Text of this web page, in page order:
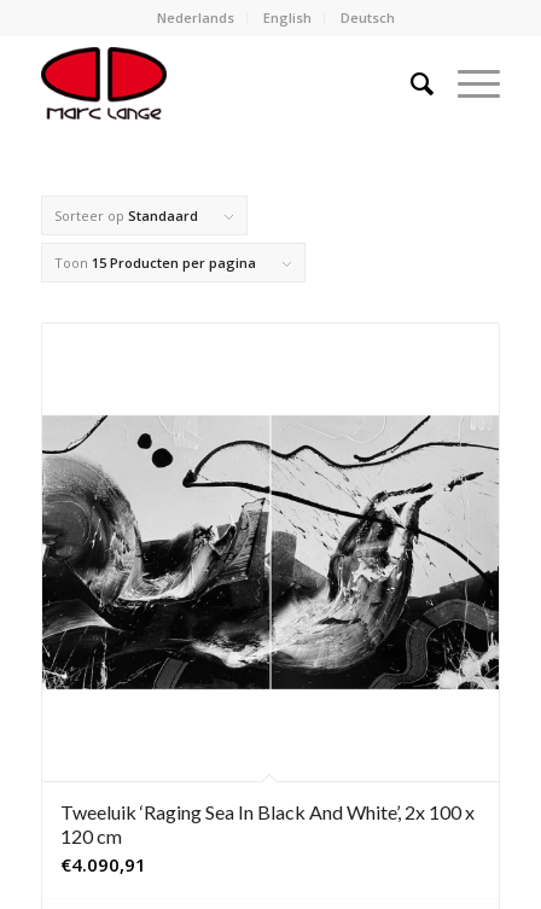
Nederlands English Deutsch
Sorteer op Standaard
Toon 15 Producten per pagina
Tweeluik ‘Raging Sea In Black And White’, 2x 100 x
120 cm
€4.090,91